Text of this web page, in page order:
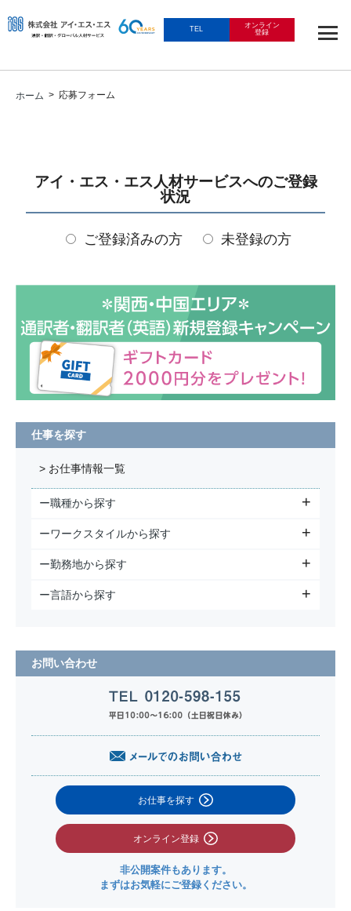
TEL
オンライン
登録
ホーム > 応募フォーム
アイ・エス・エス人材サービスへのご登録
状況
ご登録済みの方 未登録の方
仕事を探す
> お仕事情報一覧
ー職種から探す
ーワークスタイルから探す
ー勤務地から探す
ー言語から探す
お問い合わせ
お仕事を探す
オンライン登録
非公開案件もあります。
まずはお気軽にご登録ください。